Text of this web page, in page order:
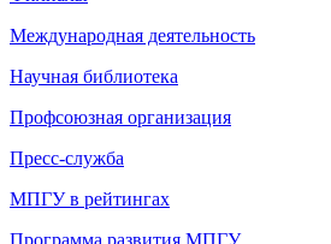
Международная деятельность
Научная библиотека
Профсоюзная организация
Пресс-служба
МПГУ в рейтингах
Программа развития МПГУ